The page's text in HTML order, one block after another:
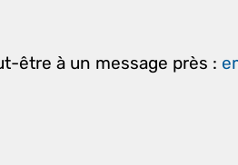
être à un message près :